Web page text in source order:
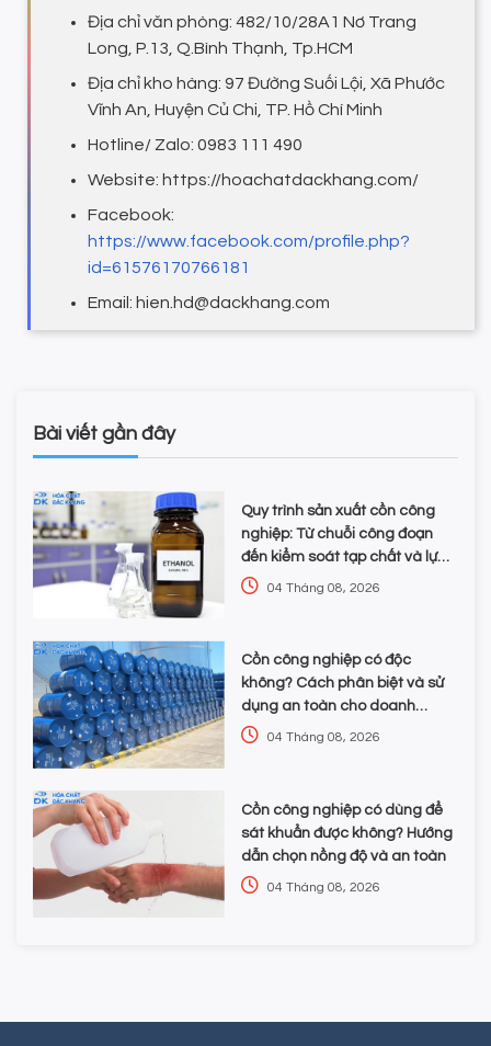
Địa chỉ văn phòng: 482/10/28A1 Nơ Trang
Long, P.13, Q.Bình Thạnh, Tp.HCM
Địa chỉ kho hàng: 97 Đường Suối Lội, Xã Phước
Vĩnh An, Huyện Củ Chi, TP. Hồ Chí Minh
Hotline/ Zalo: 0983 111 490
Website: https://hoachatdackhang.com/
Facebook:
https://www.facebook.com/profile.php?
id=61576170766181
Email: hien.hd@dackhang.com
Bài viết gần đây
Quy trình sản xuất cồn công
nghiệp: Từ chuỗi công đoạn
đến kiểm soát tạp chất và lựa
chọn hóa chất
04 Tháng 08, 2026
Cồn công nghiệp có độc
không? Cách phân biệt và sử
dụng an toàn cho doanh
nghiệp
04 Tháng 08, 2026
Cồn công nghiệp có dùng để
sát khuẩn được không? Hướng
dẫn chọn nồng độ và an toàn
04 Tháng 08, 2026